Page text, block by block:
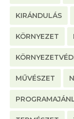
KIRÁNDULÁS
KÖRNYEZET
MŰVÉSZET